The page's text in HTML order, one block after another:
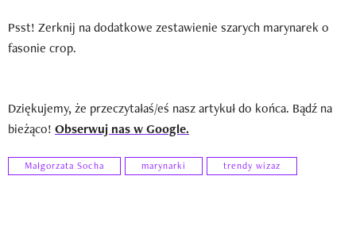
Psst! Zerknij na dodatkowe zestawienie szarych marynarek o
fasonie crop.
Dziękujemy, że przeczytałaś/eś nasz artykuł do końca. Bądź na
bieżąco! Obserwuj nas w Google.
Małgorzata Socha marynarki trendy wizaz